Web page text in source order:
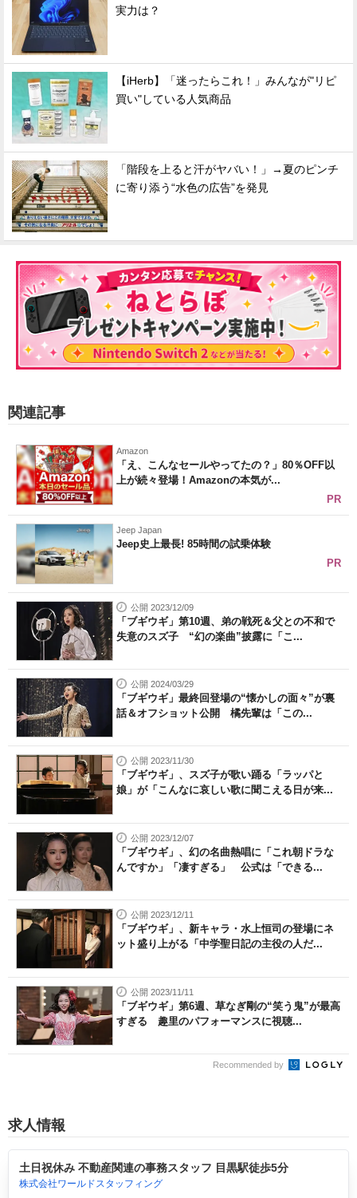
実力は？
【iHerb】「迷ったらこれ！」みんなが"リピ
買い"している人気商品
「階段を上ると汗がヤバい！」→夏のピンチ
に寄り添う“水色の広告”を発見
関連記事
Amazon
「え、こんなセールやってたの？」80％OFF以
上が続々登場！Amazonの本気が...
PR
Jeep Japan
Jeep史上最長! 85時間の試乗体験
PR
公開 2023/12/09
「ブギウギ」第10週、弟の戦死＆父との不和で
失意のスズ子 “幻の楽曲”披露に「こ...
公開 2024/03/29
「ブギウギ」最終回登場の“懐かしの面々”が裏
話＆オフショット公開 橘先輩は「この...
公開 2023/11/30
「ブギウギ」、スズ子が歌い踊る「ラッパと
娘」が「こんなに哀しい歌に聞こえる日が来...
公開 2023/12/07
「ブギウギ」、幻の名曲熱唱に「これ朝ドラな
んですか」「凄すぎる」 公式は「できる...
公開 2023/12/11
「ブギウギ」、新キャラ・水上恒司の登場にネ
ット盛り上がる「中学聖日記の主役の人だ...
公開 2023/11/11
「ブギウギ」第6週、草なぎ剛の“笑う鬼”が最高
すぎる 趣里のパフォーマンスに視聴...
Recommended by
求人情報
土日祝休み 不動産関連の事務スタッフ 目黒駅徒歩5分
株式会社ワールドスタッフィング